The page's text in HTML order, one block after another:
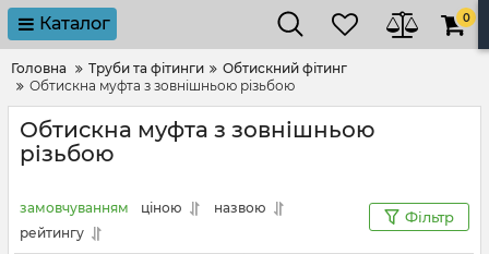
Каталог 0
Головна Труби та фітинги
Обтискний фітинг
Обтискна муфта з зовнішньою різьбою
Обтискна муфта з зовнішньою
різьбою
замовчуванням ціною
назвою
рейтингу
Фільтр